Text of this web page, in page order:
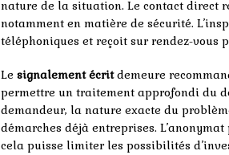
nature de la situation. Le contact direct
notamment en matière de sécurité.
téléphoniques et reçoit sur rendez-vous
Le signalement écritdemeure
permettre un traitement approfondi du
demandeur, la nature exacte du
démarches déjà entreprises.
cela puisse limiter les possibilités